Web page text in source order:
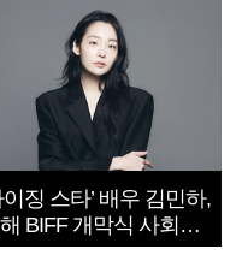
이징 스타’ 배우 김민하,
BIFF 개막식 사회자